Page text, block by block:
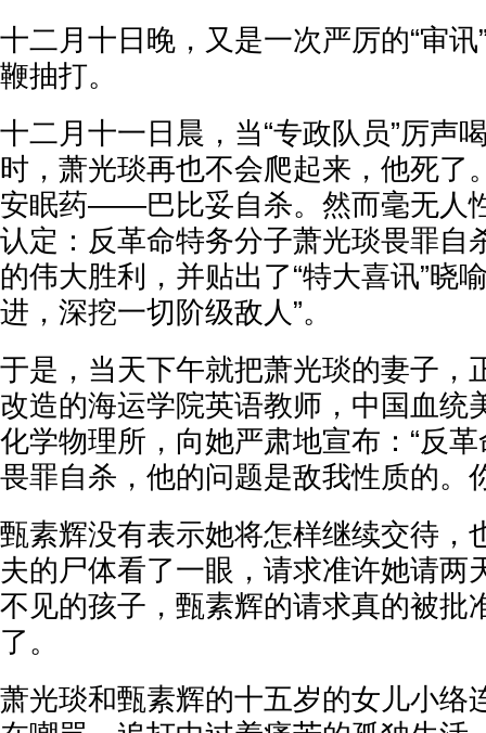
十二月十日晚，又是一次严厉的“审
鞭抽打。
十二月十一日晨，当“专政队员”厉声
时，萧光琰再也不会爬起来，他死了
安眠药——巴比妥自杀。然而毫无人
认定：反革命特务分子萧光琰畏罪自
的伟大胜利，并贴出了“特大喜讯”晓
进，深挖一切阶级敌人”。
于是，当天下午就把萧光琰的妻子，
改造的海运学院英语教师，中国血统
化学物理所，向她严肃地宣布：“反
畏罪自杀，他的问题是敌我性质的。
甄素辉没有表示她将怎样继续交待，
夫的尸体看了一眼，请求准许她请两
不见的孩子，甄素辉的请求真的被批
了。
萧光琰和甄素辉的十五岁的女儿小络